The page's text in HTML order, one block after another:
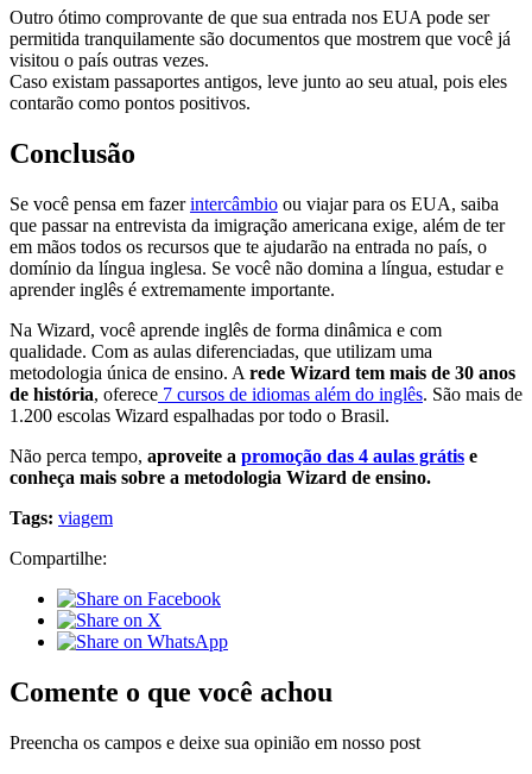
Outro ótimo comprovante de que sua entrada nos EUA pode ser
permitida tranquilamente são documentos que mostrem que você já
visitou o país outras vezes.
Caso existam passaportes antigos, leve junto ao seu atual, pois eles
contarão como pontos positivos.
Conclusão
Se você pensa em fazerintercâmbio ou viajar para os EUA, saiba
que passar na entrevista da imigração americana exige, além de ter
em mãos todos os recursos que te ajudarão na entrada no país, o
domínio da língua inglesa. Se você não domina a língua, estudar e
aprender inglês é extremamente importante.
Na Wizard, você aprende inglês de forma dinâmica e com
qualidade. Com as aulas diferenciadas, que utilizam uma
metodologia única de ensino. A rede Wizard tem mais de 30 anos
de história, oferece 7 cursos de idiomas além do inglês. São mais de
1.200 escolas Wizard espalhadas por todo o Brasil.
Não perca tempo, aproveite a promoção das 4 aulas grátis e
conheça mais sobre a metodologia Wizard de ensino.
Tags: viagem
Compartilhe:
Comente o que você achou
Preencha os campos e deixe sua opinião em nosso post